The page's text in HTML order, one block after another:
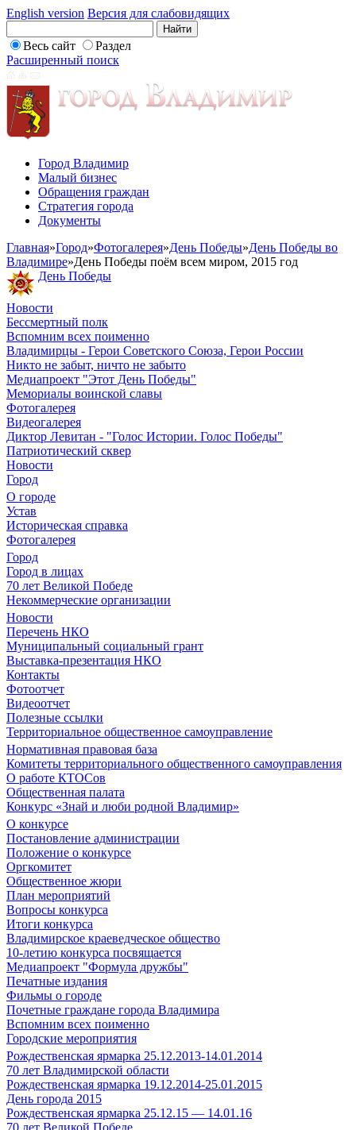
English version Версия для слабовидящих
Весь сайт
Раздел
Расширенный поиск
Город Владимир
Малый бизнес
Обращения граждан
Стратегия города
Документы
Главная»Город»Фотогалерея»День Победы»День Победы во
Владимире»День Победы поём всем миром, 2015 год
День Победы
Новости
Бессмертный полк
Вспомним всех поименно
Владимирцы - Герои Советского Союза, Герои России
Никто не забыт, ничто не забыто
Медиапроект "Этот День Победы"
Мемориалы воинской славы
Фотогалерея
Видеогалерея
Диктор Левитан - "Голос Истории. Голос Победы"
Патриотический сквер
Новости
Город
О городе
Устав
Историческая справка
Фотогалерея
Город
Город в лицах
70 лет Великой Победе
Некоммерческие организации
Новости
Перечень НКО
Муниципальный социальный грант
Выставка-презентация НКО
Контакты
Фотоотчет
Видеоотчет
Полезные ссылки
Территориальное общественное самоуправление
Нормативная правовая база
Комитеты территориального общественного самоуправления
О работе КТОСов
Общественная палата
Конкурс «Знай и люби родной Владимир»
О конкурсе
Постановление администрации
Положение о конкурсе
Оргкомитет
Общественное жюри
План мероприятий
Вопросы конкурса
Итоги конкурса
Владимирское краеведческое общество
10-летию конкурса посвящается
Медиапроект "Формула дружбы"
Печатные издания
Фильмы о городе
Почетные граждане города Владимира
Вспомним всех поименно
Городские мероприятия
Рождественская ярмарка 25.12.2013-14.01.2014
70 лет Владимирской области
Рождественская ярмарка 19.12.2014-25.01.2015
День города 2015
Рождественская ярмарка 25.12.15 — 14.01.16
70 лет Великой Победе